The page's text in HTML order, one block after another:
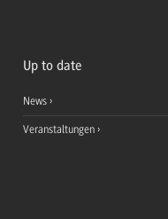
Up to date
News
Veranstaltungen